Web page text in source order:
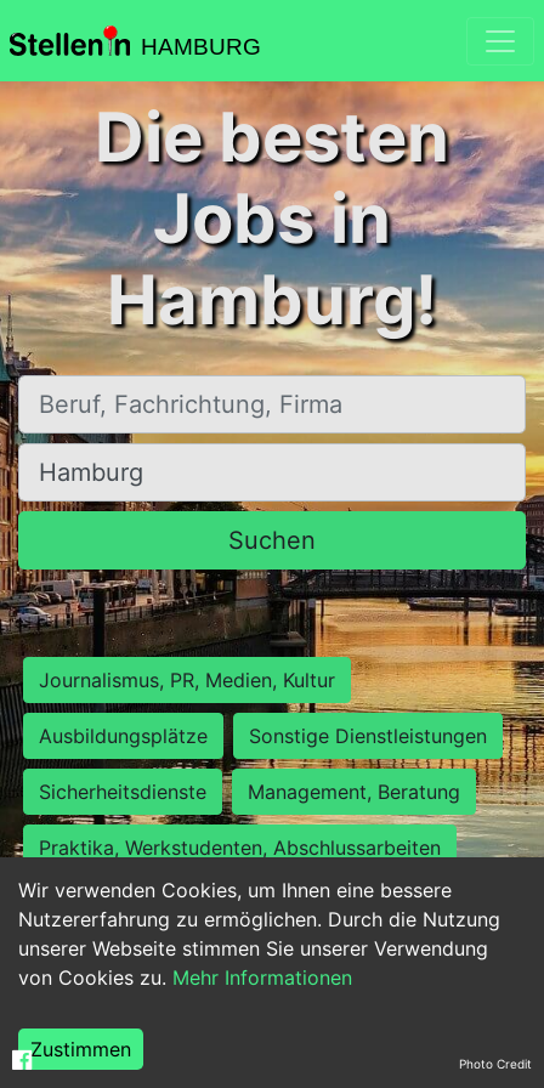
HAMBURG
Wir verwenden Cookies, um Ihnen eine bessere
Nutzererfahrung zu ermöglichen. Durch die Nutzung
unserer Webseite stimmen Sie unserer Verwendung
von Cookies zu. Mehr Informationen
Zustimmen
Die besten
Jobs in
Hamburg!
Beruf, Fachrichtung, Firma
Ort, Stadt
Suchen
Journalismus, PR, Medien, Kultur
Ausbildungsplätze Sonstige Dienstleistungen
Sicherheitsdienste Management, Beratung
Praktika, Werkstudenten, Abschlussarbeiten
Personalwesen Assistenz, Sekretariat
Hilfskräfte, Aushilfs- und Nebenjobs
Weiterbildung, Studium, duale Ausbildung Photo Credit